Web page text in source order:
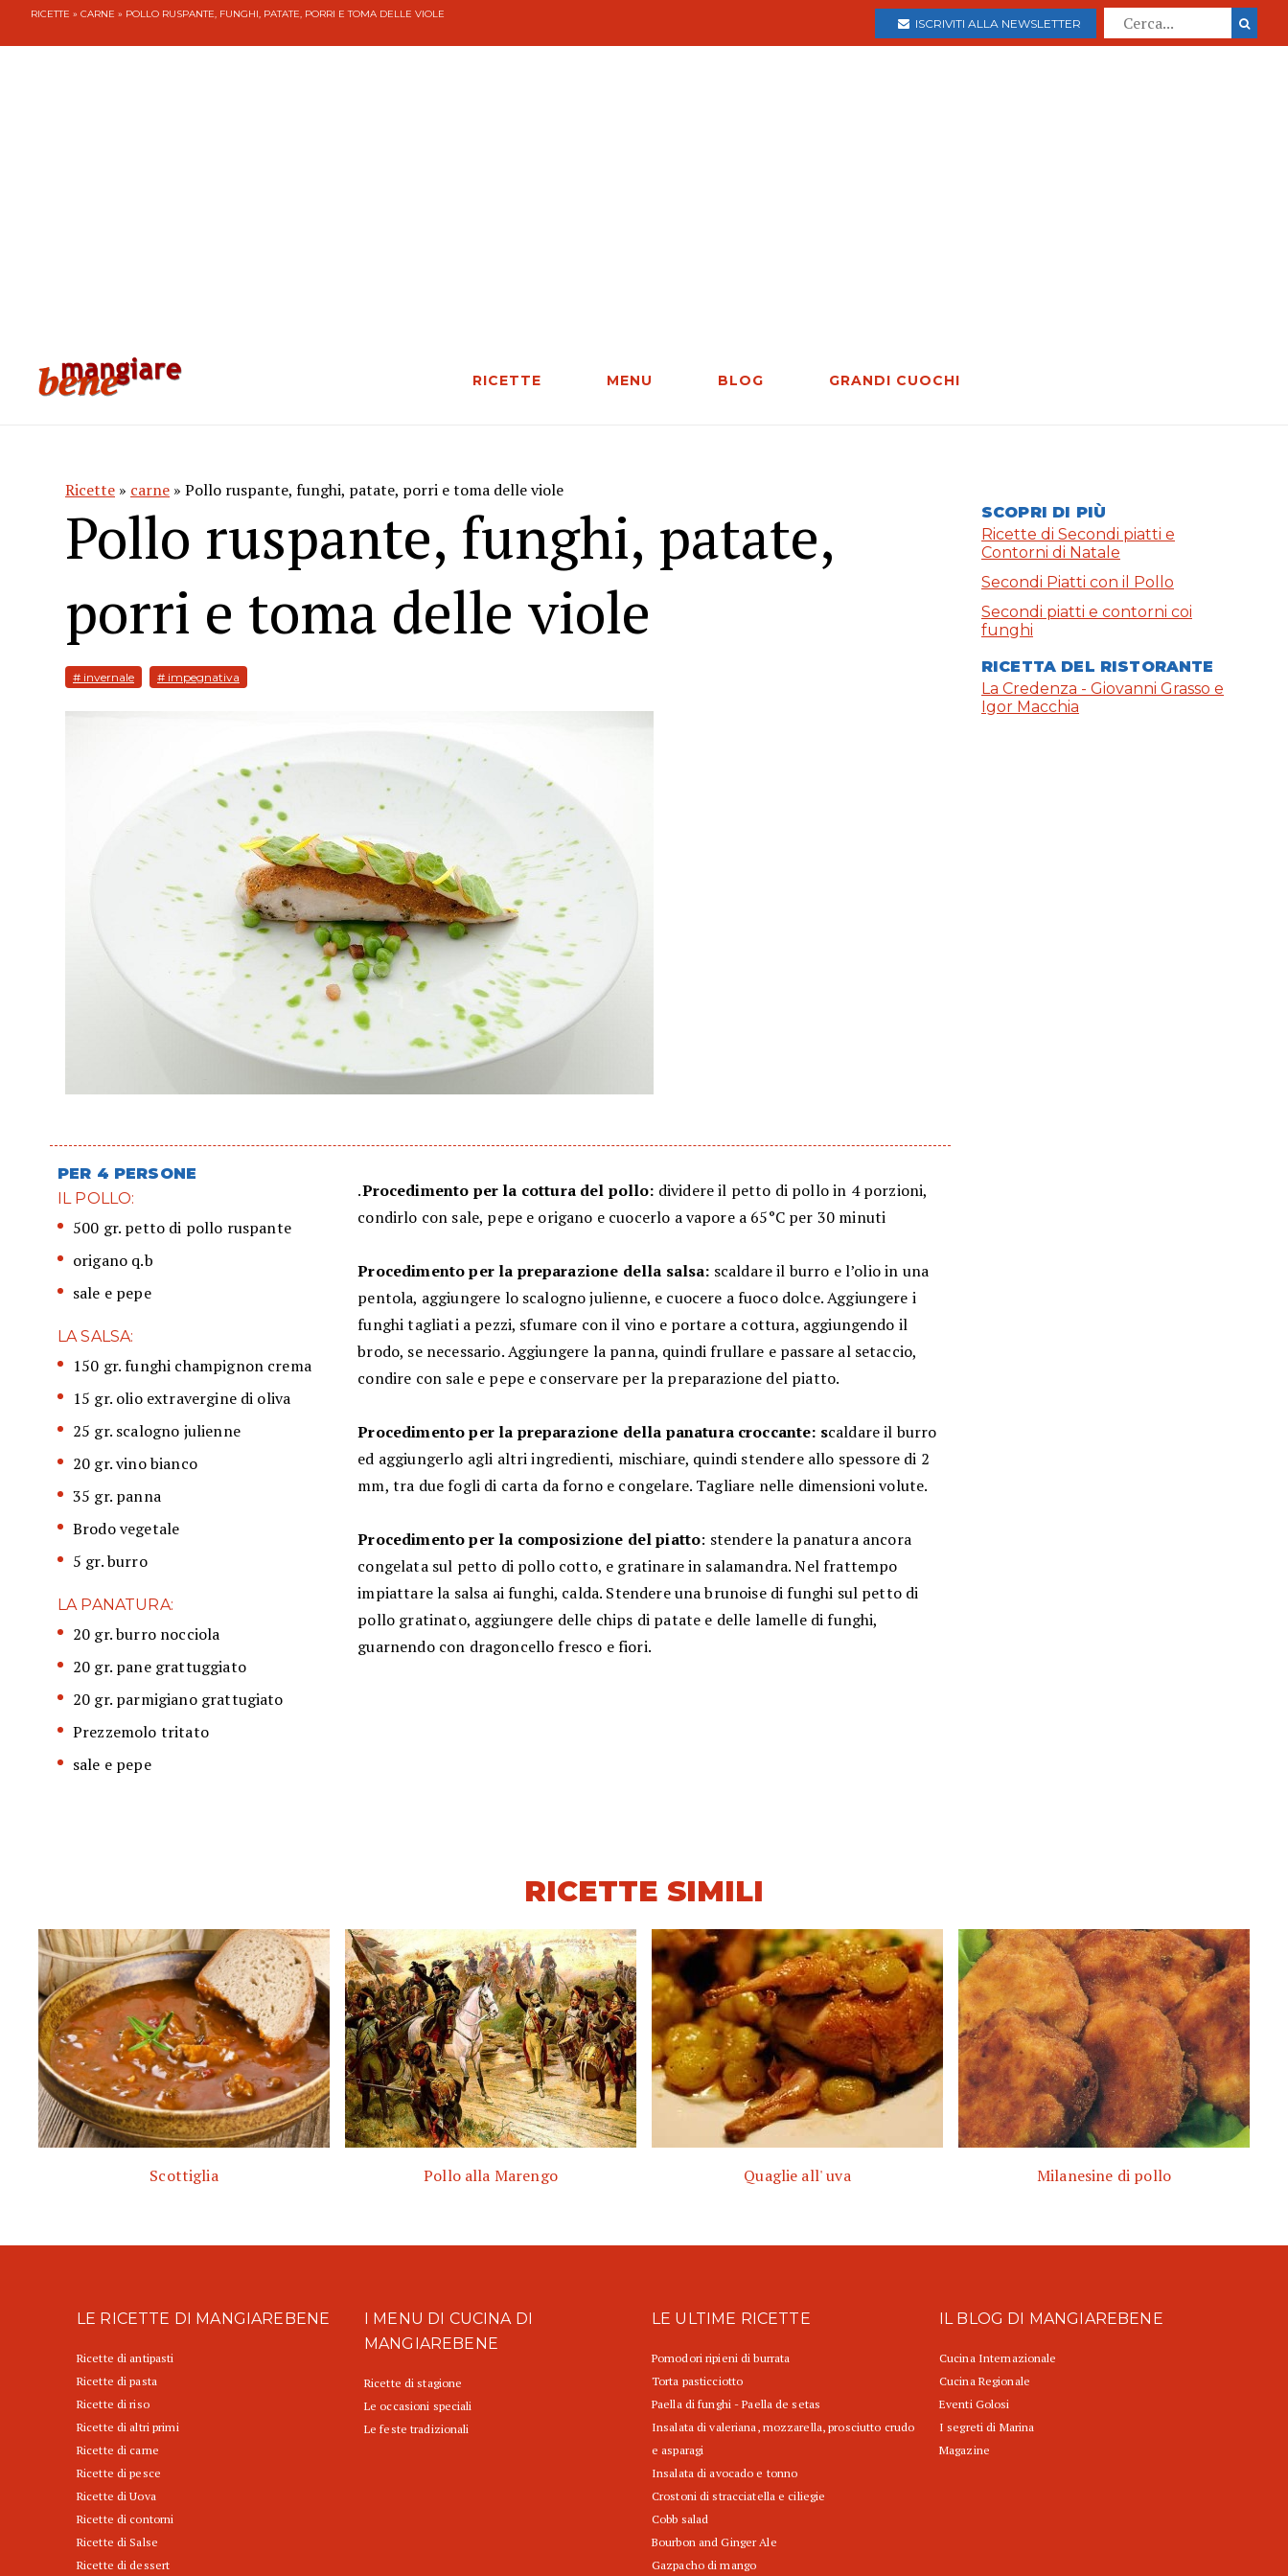
RICETTE » CARNE » POLLO RUSPANTE, FUNGHI, PATATE, PORRI E TOMA DELLE VIOLE
ISCRIVITI ALLA NEWSLETTER
RICETTE MENU BLOG GRANDI CUOCHI
Ricette » carne » Pollo ruspante, funghi, patate, porri e toma delle viole
Pollo ruspante, funghi, patate,
porri e toma delle viole
# invernale # impegnativa
PER 4 PERSONE
IL POLLO:
500 gr. petto di pollo ruspante
origano q.b
sale e pepe
LA SALSA:
150 gr. funghi champignon crema
15 gr. olio extravergine di oliva
25 gr. scalogno julienne
20 gr. vino bianco
35 gr. panna
Brodo vegetale
5 gr. burro
LA PANATURA:
20 gr. burro nocciola
20 gr. pane grattuggiato
20 gr. parmigiano grattugiato
Prezzemolo tritato
sale e pepe
.Procedimento per la cottura del pollo: dividere il petto di pollo in 4 porzioni,
condirlo con sale, pepe e origano e cuocerlo a vapore a 65°C per 30 minuti
Procedimento per la preparazione della salsa: scaldare il burro e l’olio in una
pentola, aggiungere lo scalogno julienne, e cuocere a fuoco dolce. Aggiungere i
funghi tagliati a pezzi, sfumare con il vino e portare a cottura, aggiungendo il
brodo, se necessario. Aggiungere la panna, quindi frullare e passare al setaccio,
condire con sale e pepe e conservare per la preparazione del piatto.
Procedimento per la preparazione della panatura croccante: scaldare il burro
ed aggiungerlo agli altri ingredienti, mischiare, quindi stendere allo spessore di 2
mm, tra due fogli di carta da forno e congelare. Tagliare nelle dimensioni volute.
Procedimento per la composizione del piatto: stendere la panatura ancora
congelata sul petto di pollo cotto, e gratinare in salamandra. Nel frattempo
impiattare la salsa ai funghi, calda. Stendere una brunoise di funghi sul petto di
pollo gratinato, aggiungere delle chips di patate e delle lamelle di funghi,
guarnendo con dragoncello fresco e fiori.
SCOPRI DI PIÙ
Ricette di Secondi piatti e
Contorni di Natale
Secondi Piatti con il Pollo
Secondi piatti e contorni coi
funghi
RICETTA DEL RISTORANTE
La Credenza - Giovanni Grasso e
Igor Macchia
RICETTE SIMILI
Scottiglia Pollo alla Marengo Quaglie all' uva Milanesine di pollo
LE RICETTE DI MANGIAREBENE
Ricette di antipasti
Ricette di pasta
Ricette di riso
Ricette di altri primi
Ricette di carne
Ricette di pesce
Ricette di Uova
Ricette di contorni
Ricette di Salse
Ricette di dessert
I MENU DI CUCINA DI
MANGIAREBENE
Ricette di stagione
Le occasioni speciali
Le feste tradizionali
LE ULTIME RICETTE
Pomodori ripieni di burrata
Torta pasticciotto
Paella di funghi - Paella de setas
Insalata di valeriana, mozzarella, prosciutto crudo
e asparagi
Insalata di avocado e tonno
Crostoni di stracciatella e ciliegie
Cobb salad
Bourbon and Ginger Ale
Gazpacho di mango
IL BLOG DI MANGIAREBENE
Cucina Internazionale
Cucina Regionale
Eventi Golosi
I segreti di Marina
Magazine